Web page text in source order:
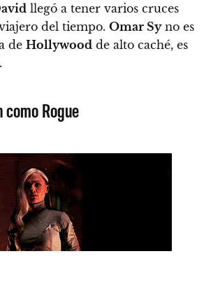
llegó a tener varios cruces
del tiempo. Omar Syno es
de Hollywood de alto caché, es
como Rogue